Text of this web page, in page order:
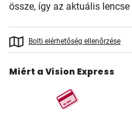
össze, így az aktuális
Bolti elérhetőség ellenőrzése
Miért a Vision Express